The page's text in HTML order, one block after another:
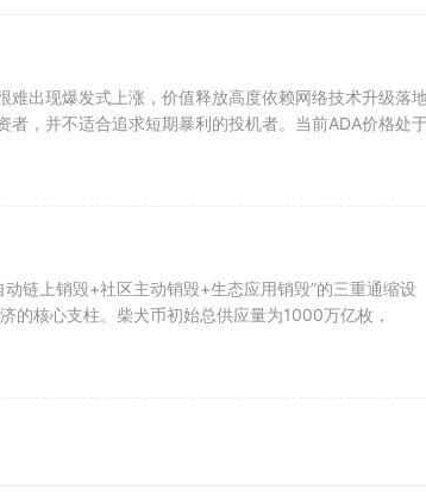
难出现爆发式上涨，价值释放高度依赖网络技术升级落
者，并不适合追求短期暴利的投机者。当前ADA价格处
链上销毁+社区主动销毁+生态应用销毁”的三重通缩设
的核心支柱。柴犬币初始总供应量为1000万亿枚，